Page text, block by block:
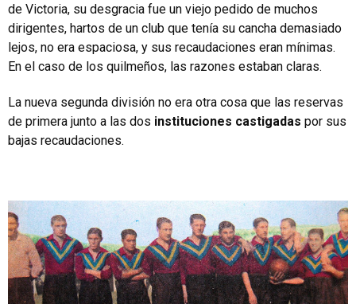
de Victoria, su desgracia fue un viejo pedido de muchos
dirigentes, hartos de un club que tenía su cancha demasiado
lejos, no era espaciosa, y sus recaudaciones eran mínimas.
En el caso de los quilmeños, las razones estaban claras.
La nueva segunda división no era otra cosa que las reservas
de primera junto a las dos instituciones castigadas por sus
bajas recaudaciones.